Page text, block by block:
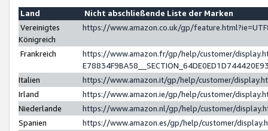
Land
Nicht abschließende Liste der Marken
Vereinigtes
Königreich
https://www.amazon.co.uk/gp/
Frankreich
https://www.amazon.fr/gp/help/customer/
Italien
https://www.amazon.it/gp/help/customer/
Irland
https://www.amazon.ie/gp/help/customer/
Niederlande
https://www.amazon.nl/gp/help/customer/
Spanien
https://www.amazon.es/gp/help/customer/